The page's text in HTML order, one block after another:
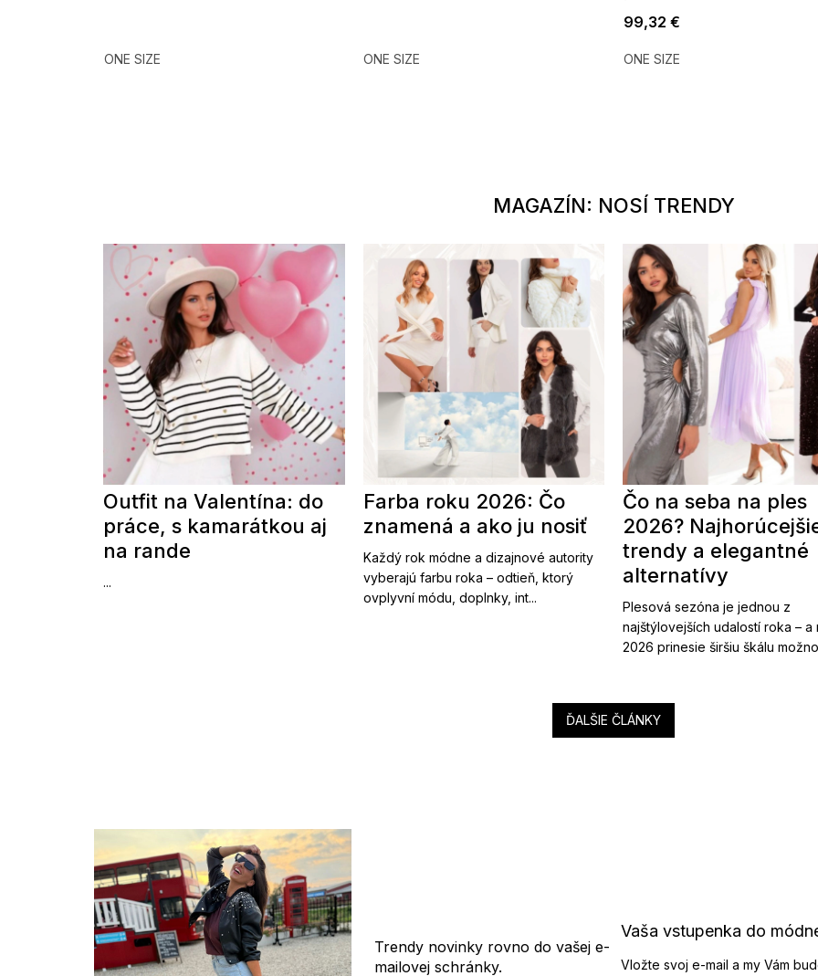
ONE SIZE ONE SIZE
99,32 €
ONE SIZE
MAGAZÍN: NOSÍ TRENDY
Outfit na Valentína: do
práce, s kamarátkou aj
na rande
...
Farba roku 2026: Čo
znamená a ako ju nosiť
Každý rok módne a dizajnové autority
vyberajú farbu roka – odtieň, ktorý
ovplyvní módu, doplnky, int...
Čo na seba na ples
2026?
trendy a elegantné
alternatívy
Plesová sezóna je jednou z
najštýlovejších udalostí roka – a
2026 prinesie širšiu škálu
ĎALŠIE ČLÁNKY
Trendy novinky rovno do vašej e-
mailovej schránky.
Vaša vstupenka do
Vložte svoj e-mail a my Vám